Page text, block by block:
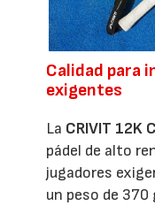
Calidad para
exigentes
La CRIVIT 12K
pádel de alto
jugadores
un peso de 370